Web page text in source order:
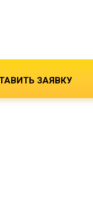
ЗАЯВКУ